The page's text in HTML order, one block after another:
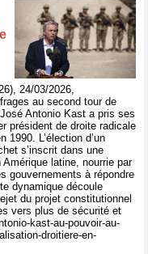
24/03/2026,
au second tour de
Antonio Kast a pris ses
président de droite radicale
1990. L’élection d’un
s’inscrit dans une
latine, nourrie par
gouvernements à répondre
dynamique découle
du projet constitutionnel
vers plus de sécurité et
kast-au-pouvoir-au-
droitiere-en-